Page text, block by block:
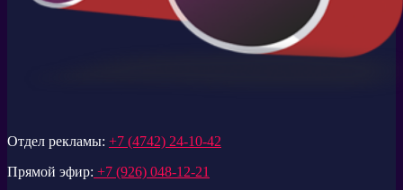
Отдел рекламы: +7 (4742) 24-10-42
Прямой эфир: +7 (926) 048-12-21